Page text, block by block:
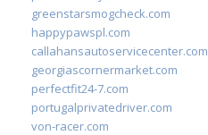
greenstarsmogcheck.com
happypawspl.com
callahansautoservicecenter.com
georgiascornermarket.com
perfectfit24-7.com
portugalprivatedriver.com
von-racer.com